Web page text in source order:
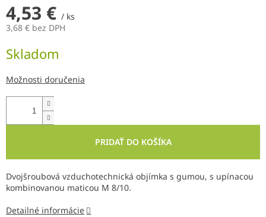
4,53 € / ks
3,68 € bez DPH
cena:
Skladom
Možnosti doručenia
PRIDAŤ DO KOŠÍKA
Dvojšroubová vzduchotechnická objímka s gumou, s upínacou
kombinovanou maticou M 8/10.
Detailné informácie